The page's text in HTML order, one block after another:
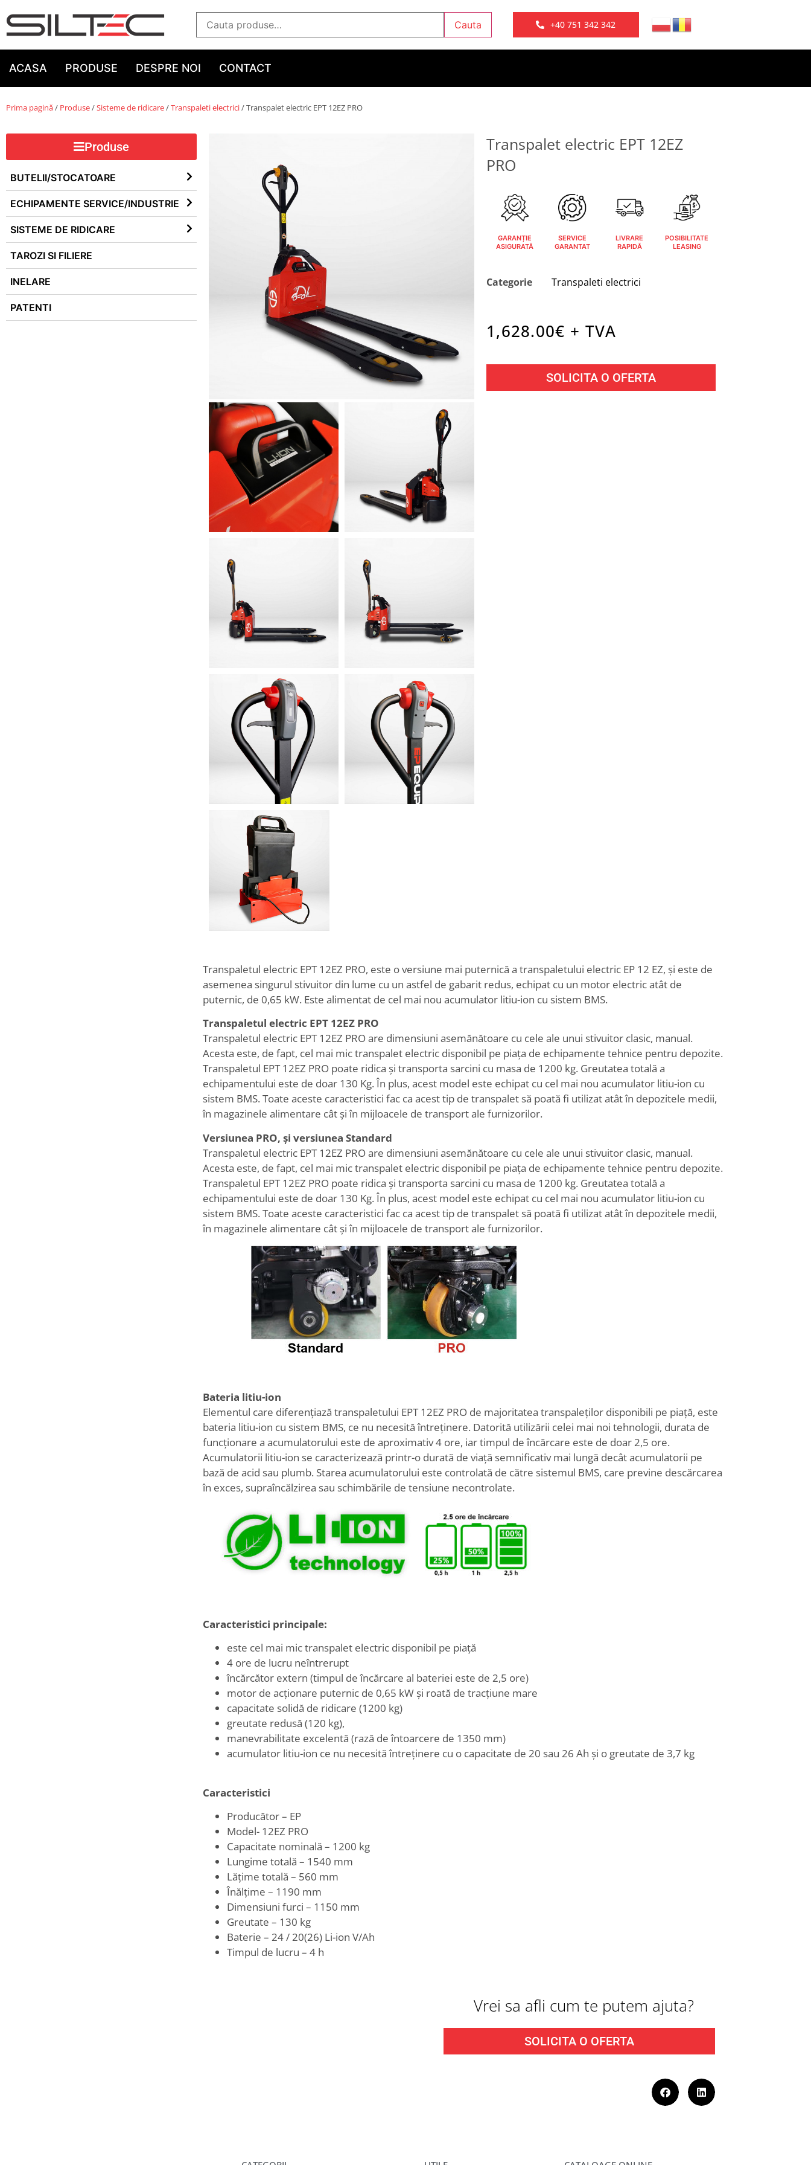
Cauta +40 751 342 342
ACASA PRODUSE DESPRE NOI CONTACT
Prima pagină/ Produse/Sisteme de ridicare/Transpaleti electrici/ Transpalet electric EPT 12EZ PRO
Produse
BUTELII/STOCATOARE
ECHIPAMENTE SERVICE/INDUSTRIE
SISTEME DE RIDICARE
TAROZI SI FILIERE
INELARE
PATENTI
Transpalet electric EPT 12EZ
PRO
GARANȚIE
ASIGURATĂ
SERVICE
GARANTAT
LIVRARE
RAPIDĂ
POSIBILITATE
LEASING
Categorie Transpaleti electrici
1,628.00€ + TVA
SOLICITA O OFERTA
Transpaletul electric EPT 12EZ PRO, este o versiune mai puternică a transpaletului electric EP 12 EZ, și este de
asemenea singurul stivuitor din lume cu un astfel de gabarit redus, echipat cu un motor electric atât de
puternic, de 0,65 kW. Este alimentat de cel mai nou acumulator litiu-ion cu sistem BMS.
Transpaletul electric EPT 12EZ PRO
Transpaletul electric EPT 12EZ PRO are dimensiuni asemănătoare cu cele ale unui stivuitor clasic, manual.
Acesta este, de fapt, cel mai mic transpalet electric disponibil pe piața de echipamente tehnice pentru depozite.
Transpaletul EPT 12EZ PRO poate ridica și transporta sarcini cu masa de 1200 kg. Greutatea totală a
echipamentului este de doar 130 Kg. În plus, acest model este echipat cu cel mai nou acumulator litiu-ion cu
sistem BMS. Toate aceste caracteristici fac ca acest tip de transpalet să poată fi utilizat atât în depozitele medii,
în magazinele alimentare cât și în mijloacele de transport ale furnizorilor.
Versiunea PRO, și versiunea Standard
Transpaletul electric EPT 12EZ PRO are dimensiuni asemănătoare cu cele ale unui stivuitor clasic, manual.
Acesta este, de fapt, cel mai mic transpalet electric disponibil pe piața de echipamente tehnice pentru depozite.
Transpaletul EPT 12EZ PRO poate ridica și transporta sarcini cu masa de 1200 kg. Greutatea totală a
echipamentului este de doar 130 Kg. În plus, acest model este echipat cu cel mai nou acumulator litiu-ion cu
sistem BMS. Toate aceste caracteristici fac ca acest tip de transpalet să poată fi utilizat atât în depozitele medii,
în magazinele alimentare cât și în mijloacele de transport ale furnizorilor.
Bateria litiu-ion
Elementul care diferențiază transpaletului EPT 12EZ PRO de majoritatea transpaleților disponibili pe piață, este
bateria litiu-ion cu sistem BMS, ce nu necesită întreținere. Datorită utilizării celei mai noi tehnologii, durata de
funcționare a acumulatorului este de aproximativ 4 ore, iar timpul de încărcare este de doar 2,5 ore.
Acumulatorii litiu-ion se caracterizează printr-o durată de viață semnificativ mai lungă decât acumulatorii pe
bază de acid sau plumb. Starea acumulatorului este controlată de către sistemul BMS, care previne descărcarea
în exces, supraîncălzirea sau schimbările de tensiune necontrolate.
Caracteristici principale:
este cel mai mic transpalet electric disponibil pe piață
4 ore de lucru neîntrerupt
încărcător extern (timpul de încărcare al bateriei este de 2,5 ore)
motor de acționare puternic de 0,65 kW și roată de tracțiune mare
capacitate solidă de ridicare (1200 kg)
greutate redusă (120 kg),
manevrabilitate excelentă (rază de întoarcere de 1350 mm)
acumulator litiu-ion ce nu necesită întreținere cu o capacitate de 20 sau 26 Ah și o greutate de 3,7 kg
Caracteristici
Producător – EP
Model- 12EZ PRO
Capacitate nominală – 1200 kg
Lungime totală – 1540 mm
Lățime totală – 560 mm
Înălțime – 1190 mm
Dimensiuni furci – 1150 mm
Greutate – 130 kg
Baterie – 24 / 20(26) Li-ion V/Ah
Timpul de lucru – 4 h
Vrei sa afli cum te putem ajuta?
SOLICITA O OFERTA